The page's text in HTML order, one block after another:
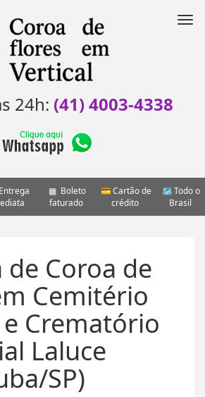
24h: (41) 4003-4338
Entrega
Boleto
faturado
Cartão de
crédito
Todo o
Brasil
de Coroa de
Cemitério
Crematório
Laluce
SP)